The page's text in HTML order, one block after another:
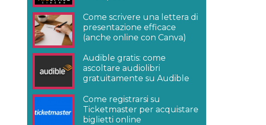
Come scrivere una lettera di
presentazione efficace
(anche online con Canva)
Audible gratis: come
ascoltare audiolibri
gratuitamente su Audible
Come registrarsi su
Ticketmaster per acquistare
biglietti online